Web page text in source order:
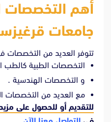
أهم التخصصات
جامعات
تتوفر العديد من التخصصات
التخصصات الطبية كالطب
و التخصصات الهندسية .
مع العديد من التخصصات
للتقديم أو للحصول على